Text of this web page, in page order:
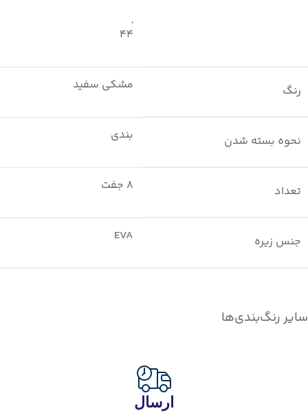
,
44
رنگ مشکی سفید
نحوه بسته شدن بندی
تعداد 8 جفت
جنس زیره EVA
سایر رنگ‌بندی‌ها
ارسال